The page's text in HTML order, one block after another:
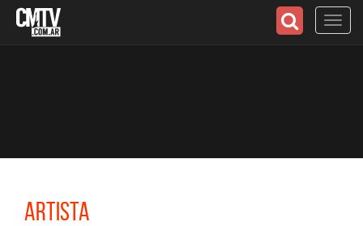
Artista